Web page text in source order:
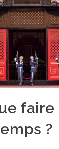
faire
?